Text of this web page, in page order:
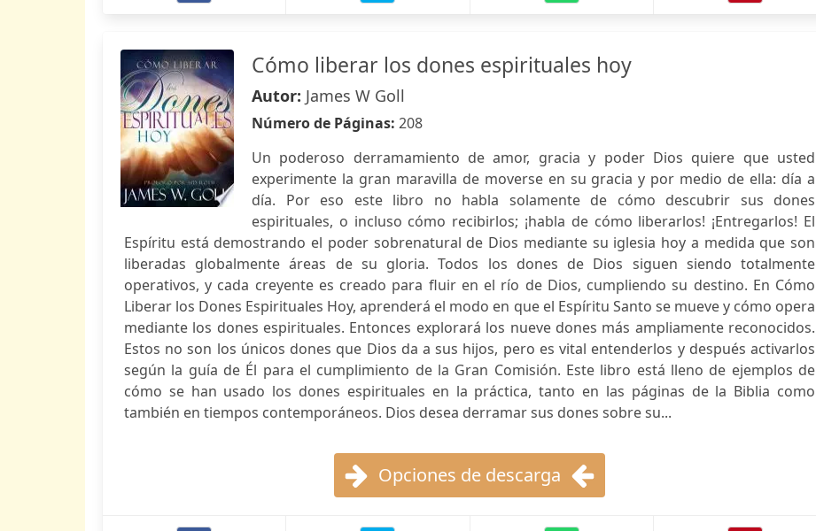
Cómo liberar los dones espirituales hoy
Autor: James W Goll
Número de Páginas: 208
Un poderoso derramamiento de amor, gracia y poder Dios quiere que usted
experimente la gran maravilla de moverse en su gracia y por medio de ella: día a
día. Por eso este libro no habla solamente de cómo descubrir sus dones
espirituales, o incluso cómo recibirlos; ¡habla de cómo liberarlos! ¡Entregarlos! El
Espíritu está demostrando el poder sobrenatural de Dios mediante su iglesia hoy a medida que son
liberadas globalmente áreas de su gloria. Todos los dones de Dios siguen siendo totalmente
operativos, y cada creyente es creado para fluir en el río de Dios, cumpliendo su destino. En Cómo
Liberar los Dones Espirituales Hoy, aprenderá el modo en que el Espíritu Santo se mueve y cómo opera
mediante los dones espirituales. Entonces explorará los nueve dones más ampliamente reconocidos.
Estos no son los únicos dones que Dios da a sus hijos, pero es vital entenderlos y después activarlos
según la guía de Él para el cumplimiento de la Gran Comisión. Este libro está lleno de ejemplos de
cómo se han usado los dones espirituales en la práctica, tanto en las páginas de la Biblia como
también en tiempos contemporáneos. Dios desea derramar sus dones sobre su...
Opciones de descarga